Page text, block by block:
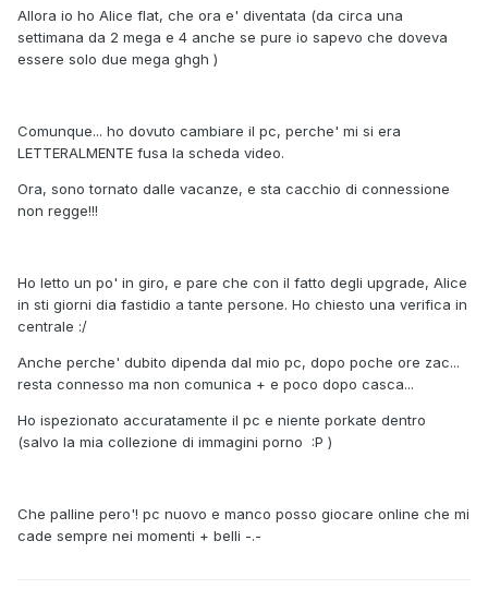
Allora io ho Alice flat, che ora e' diventata (da circa una
settimana da 2 mega e 4 anche se pure io sapevo che doveva
essere solo due mega ghgh )
Comunque... ho dovuto cambiare il pc, perche' mi si era
LETTERALMENTE fusa la scheda video.
Ora, sono tornato dalle vacanze, e sta cacchio di connessione
non regge!!!
Ho letto un po' in giro, e pare che con il fatto degli upgrade, Alice
in sti giorni dia fastidio a tante persone. Ho chiesto una verifica in
centrale :/
Anche perche' dubito dipenda dal mio pc, dopo poche ore zac...
resta connesso ma non comunica + e poco dopo casca...
Ho ispezionato accuratamente il pc e niente porkate dentro
(salvo la mia collezione di immagini porno :P )
Che palline pero'! pc nuovo e manco posso giocare online che mi
cade sempre nei momenti + belli -.-